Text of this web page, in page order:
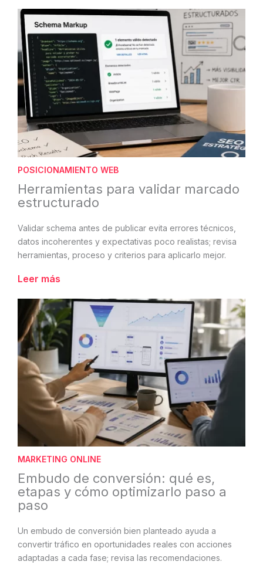
POSICIONAMIENTO WEB
Herramientas para validar marcado
estructurado
Validar schema antes de publicar evita errores técnicos,
datos incoherentes y expectativas poco realistas; revisa
herramientas, proceso y criterios para aplicarlo mejor.
Leer más
MARKETING ONLINE
Embudo de conversión: qué es,
etapas y cómo optimizarlo paso a
paso
Un embudo de conversión bien planteado ayuda a
convertir tráfico en oportunidades reales con acciones
adaptadas a cada fase; revisa las recomendaciones.